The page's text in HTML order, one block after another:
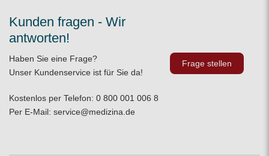
Kunden fragen - Wir
antworten!
Haben Sie eine Frage?
Unser Kundenservice ist für Sie da!
Kostenlos per Telefon: 0 800 001 006 8
Per E-Mail: service@medizina.de
Frage stellen